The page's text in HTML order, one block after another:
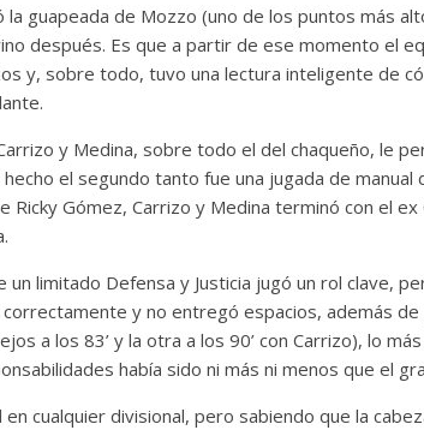
la guapeada de Mozzo (uno de los puntos más
después. Es que a partir de ese momento el
y, sobre todo, tuvo una lectura inteligente de
y Medina, sobre todo el del chaqueño, le
el segundo tanto fue una jugada de manual
Ricky Gómez, Carrizo y Medina terminó con el
un limitado Defensa y Justicia jugó un rol clave,
y no entregó espacios, además
a los 83’ y la otra a los 90’ con Carrizo), lo
había sido ni más ni menos que el
cualquier divisional, pero sabiendo que la